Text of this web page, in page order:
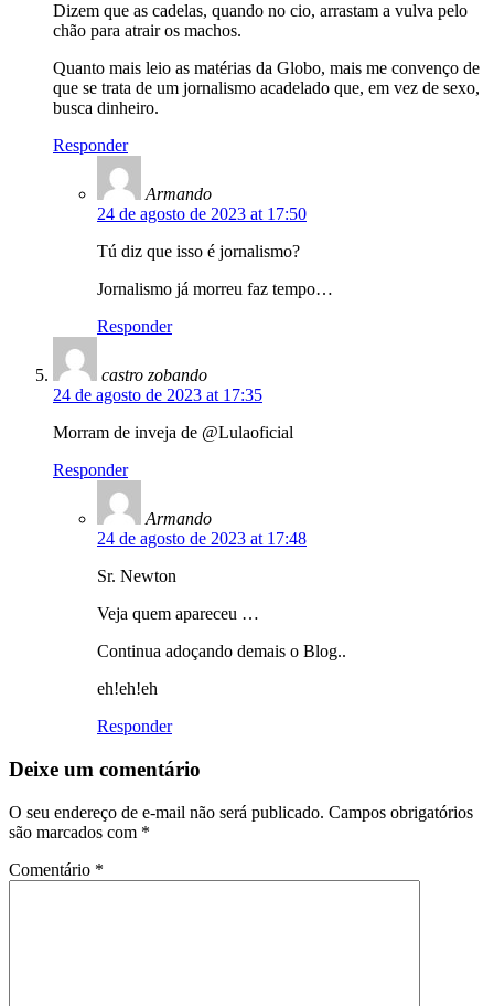
Dizem que as cadelas, quando no cio, arrastam a vulva pelo
chão para atrair os machos.
Quanto mais leio as matérias da Globo, mais me convenço de
que se trata de um jornalismo acadelado que, em vez de sexo,
busca dinheiro.
Responder
Armando
24 de agosto de 2023 at 17:50
Tú diz que isso é jornalismo?
Jornalismo já morreu faz tempo…
Responder
castro zobando
24 de agosto de 2023 at 17:35
Morram de inveja de @Lulaoficial
Responder
Armando
24 de agosto de 2023 at 17:48
Sr. Newton
Veja quem apareceu …
Continua adoçando demais o Blog..
eh!eh!eh
Responder
Deixe um comentário
O seu endereço de e-mail não será publicado. Campos obrigatórios
são marcados com *
Comentário *